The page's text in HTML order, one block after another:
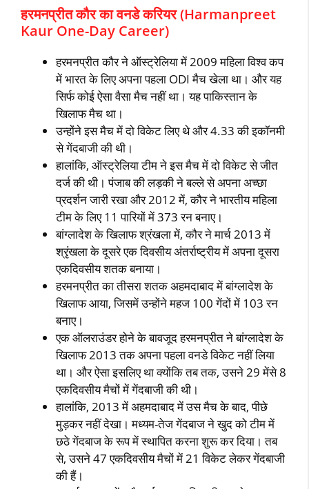
हरमनप्रीत कौर का वनडे करियर (Harmanpreet
Kaur One-Day Career)
हरमनप्रीत कौर ने ऑस्‍ट्रेलिया में 2009 महिला विश्‍व कप
में भारत के लिए अपना पहला ODI मैच खेला था। और यह
सिर्फ कोई ऐसा वैसा मैच नहीं था। यह पाकिस्‍तान के
खिलाफ मैच था।
उन्‍होंने इस मैच में दो विकेट लिए थे और 4.33 की इकॉनमी
से गेंदबाजी की थी।
हालांकि, ऑस्‍ट्रेलिया टीम ने इस मैच में दो विकेट से जीत
दर्ज की थी। पंजाब की लड़की ने बल्‍ले से अपना अच्‍छा
प्रदर्शन जारी रखा और 2012 में, कौर ने भारतीय महिला
टीम के लिए 11 पारियों में 373 रन बनाए।
बांग्‍लादेश के खिलाफ श्रंखला में, कौर ने मार्च 2013 में
श्रृंखला के दूसरे एक दिवसीय अंतर्राष्‍ट्रीय में अपना दूसरा
एकदिवसीय शतक बनाया।
हरमनप्रीत का तीसरा शतक अहमदाबाद में बांग्‍लादेश के
खिलाफ आया, जिसमें उन्‍होंने महज 100 गेंदों में 103 रन
बनाए।
एक ऑलराउंडर होने के बावजूद हरमनप्रीत ने बांग्‍लादेश के
खिलाफ 2013 तक अपना पहला वनडे विकेट नहीं लिया
था। और ऐसा इसलिए था क्‍योंकि तब तक, उसने 29 मेंसे 8
एकदिवसीय मैचों में गेंदबाजी की थी।
हालांकि, 2013 में अहमदाबाद में उस मैच के बाद, पीछे
मुड़कर नहीं देखा। मध्‍यम-तेज गेंदबाज ने खुद को टीम में
छठे गेंदबाज के रूप में स्‍थापित करना शुरू कर दिया। तब
से, उसने 47 एकदिवसीय मैचों में 21 विकेट लेकर गेंदबाजी
की हैं।